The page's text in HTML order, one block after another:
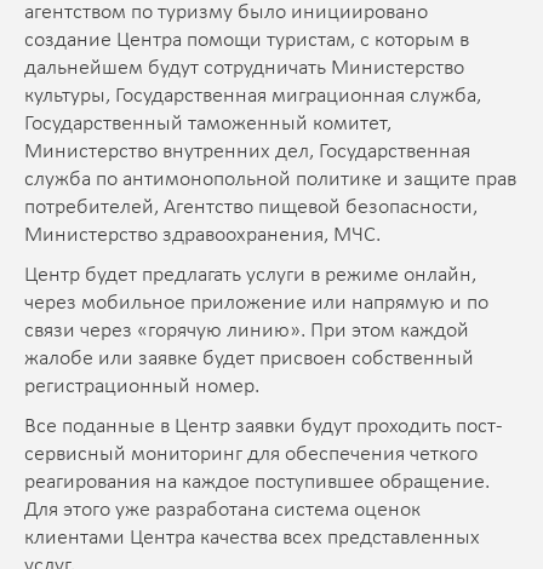
агентством по туризму было инициировано
создание Центра помощи туристам, с которым в
дальнейшем будут сотрудничать Министерство
культуры, Государственная миграционная служба,
Государственный таможенный комитет,
Министерство внутренних дел, Государственная
служба по антимонопольной политике и защите прав
потребителей, Агентство пищевой безопасности,
Министерство здравоохранения, МЧС.
Центр будет предлагать услуги в режиме онлайн,
через мобильное приложение или напрямую и по
связи через «горячую линию». При этом каждой
жалобе или заявке будет присвоен собственный
регистрационный номер.
Все поданные в Центр заявки будут проходить пост-
сервисный мониторинг для обеспечения четкого
реагирования на каждое поступившее обращение.
Для этого уже разработана система оценок
клиентами Центра качества всех представленных